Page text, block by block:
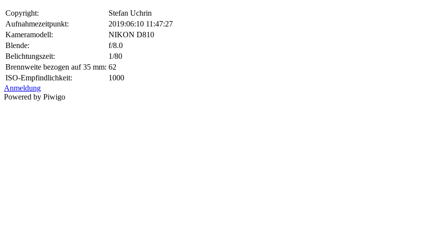
Copyright:
Stefan Uchrin
Aufnahmezeitpunkt:
2019:06:10 11:47:27
Kameramodell:
NIKON D810
Blende:
f/8.0
Belichtungszeit:
1/80
Brennweite bezogen auf 35 mm: 62
ISO-Empfindlichkeit:
1000
Anmeldung
Powered by Piwigo